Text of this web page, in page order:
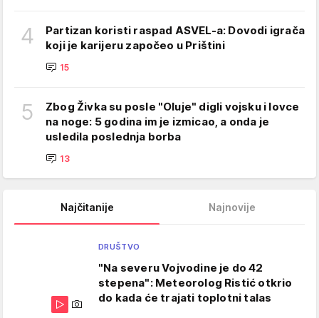
4
Partizan koristi raspad ASVEL-a: Dovodi igrača
koji je karijeru započeo u Prištini
15
5
Zbog Živka su posle "Oluje" digli vojsku i lovce
na noge: 5 godina im je izmicao, a onda je
usledila poslednja borba
13
Najčitanije Najnovije
DRUŠTVO
"Na severu Vojvodine je do 42
stepena": Meteorolog Ristić otkrio
do kada će trajati toplotni talas